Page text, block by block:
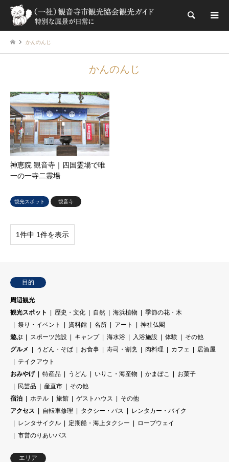
検索
かんのんじ
かんのんじ
神恵院 観音寺｜四国霊場で唯
一の一寺二霊場
観光スポット 観音寺
1件中 1件を表示
目的
周辺観光
観光スポット
歴史・文化 自然 海浜植物
季節の花・木
祭り・イベント
資料館 名所 アート
神社仏閣
遊ぶ
スポーツ施設 キャンプ 海水浴 入浴施設 体験
その他
グルメ
うどん・そば お食事 寿司・割烹 肉料理 カフェ
居酒屋
テイクアウト
おみやげ
特産品 うどん いりこ・海産物 かまぼこ
お菓子
民芸品
産直市
その他
宿泊
ホテル 旅館 ゲストハウス
その他
アクセス
自転車修理 タクシー・バス
レンタカー・バイク
レンタサイクル
定期船・海上タクシー
ロープウェイ
市営のりあいバス
エリア